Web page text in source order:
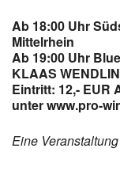
Ab 18:00 Uhr
Mittelrhein
Ab 19:00 Uhr
KLAAS
Eintritt: 12,- EUR
unter www.pro-
Eine